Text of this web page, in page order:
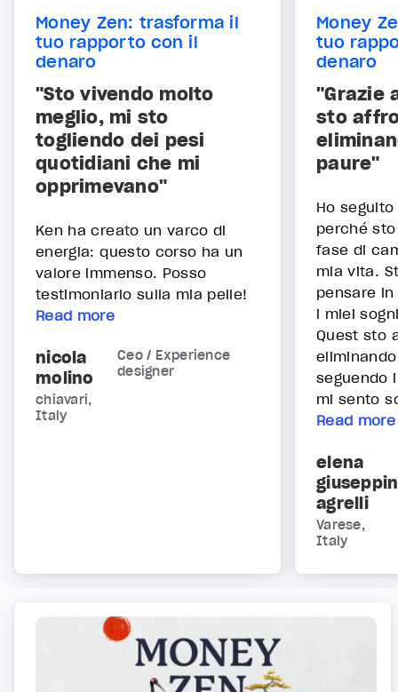
Money Zen: trasforma il
tuo rapporto con il
denaro
"Sto vivendo molto
meglio, mi sto
togliendo dei pesi
quotidiani che mi
opprimevano"
Ken ha creato un varco di
energia: questo corso ha un
valore immenso. Posso
testimoniarlo sulla mia pelle!
Read more
nicola
molino
Ceo / Experience
designer
chiavari,
Italy
Money
tuo
denaro
"Grazie
sto
paure"
Ho
perché
fase di
mia vita.
pensare
i miei
Quest sto
seguendo
mi sento
Read more
elena
agrelli
Varese,
Italy